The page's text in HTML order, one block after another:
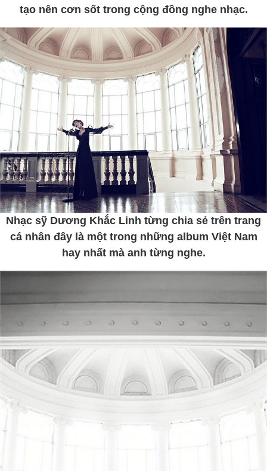
tạo nên cơn sốt trong cộng đồng nghe nhạc.
Nhạc sỹ Dương Khắc Linh từng chia sẻ trên trang
cá nhân đây là một trong những album Việt Nam
hay nhất mà anh từng nghe.